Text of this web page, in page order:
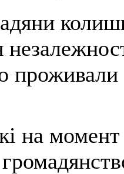
проживали
на момент